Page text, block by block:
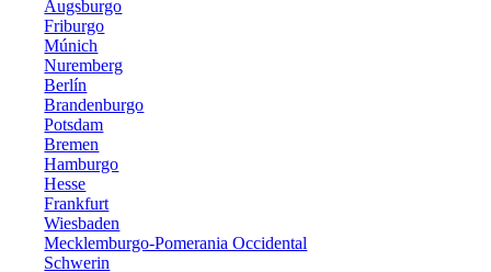
Augsburgo
Friburgo
Múnich
Nuremberg
Berlín
Brandenburgo
Potsdam
Bremen
Hamburgo
Hesse
Frankfurt
Wiesbaden
Mecklemburgo-Pomerania Occidental
Schwerin